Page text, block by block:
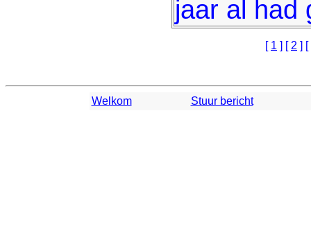
jaar al had
[ 1 ] [2 ] [
Welkom Stuur bericht